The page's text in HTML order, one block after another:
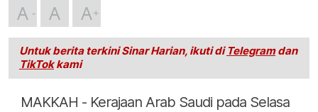
A A A
Untuk berita terkini Sinar Harian, ikuti di Telegramdan
TikTokkami
MAKKAH - Kerajaan Arab Saudi pada Selasa